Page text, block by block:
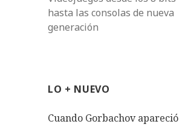
hasta las consolas de nueva
generación
LO + NUEVO
Cuando Gorbachov apareció